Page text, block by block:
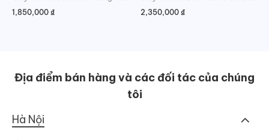
1,850,000 ₫
2,350,000 ₫
Địa điểm bán hàng và các đối tác của chúng
tôi
Hà Nội